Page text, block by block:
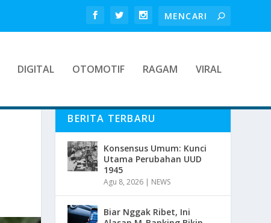
DIGITAL OTOMOTIF RAGAM VIRAL
BERITA TERBARU
Konsensus Umum: Kunci
Utama Perubahan UUD
1945
Agu 8, 2026 | NEWS
Biar Nggak Ribet, Ini